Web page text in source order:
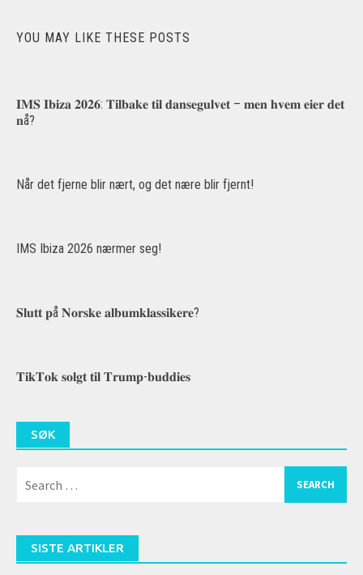
YOU MAY LIKE THESE POSTS
𝐈𝐌𝐒 𝐈𝐛𝐢𝐳𝐚 𝟐𝟎𝟐𝟔: 𝐓𝐢𝐥𝐛𝐚𝐤𝐞 𝐭𝐢𝐥 𝐝𝐚𝐧𝐬𝐞𝐠𝐮𝐥𝐯𝐞𝐭 – 𝐦𝐞𝐧 𝐡𝐯𝐞𝐦 𝐞𝐢𝐞𝐫 𝐝𝐞𝐭
𝐧å?
Når det fjerne blir nært, og det nære blir fjernt!
IMS Ibiza 2026 nærmer seg!
𝐒𝐥𝐮𝐭𝐭 𝐩å 𝐍𝐨𝐫𝐬𝐤𝐞 𝐚𝐥𝐛𝐮𝐦𝐤𝐥𝐚𝐬𝐬𝐢𝐤𝐞𝐫𝐞?
𝐓𝐢𝐤𝐓𝐨𝐤 𝐬𝐨𝐥𝐠𝐭 𝐭𝐢𝐥 𝐓𝐫𝐮𝐦𝐩-𝐛𝐮𝐝𝐝𝐢𝐞𝐬
SØK
for:
SISTE ARTIKLER